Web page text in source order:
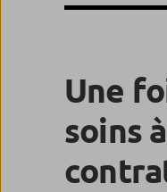
Une
soins